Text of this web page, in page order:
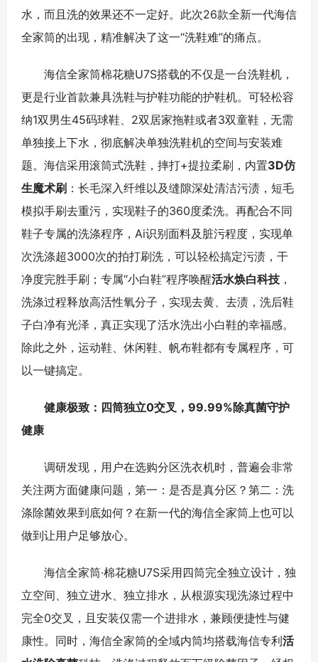
水，而且洗的效果还不一定好。此次26款全新一代海信
全家筒的出现，精准解决了这一“洗鞋难”的痛点。
海信全家筒棉花糖U7S搭载的不仅是一台洗鞋机，
更是行业首款兼具洗鞋与护鞋功能的护鞋机。可轻松容
纳1双男生45码球鞋、2双居家拖鞋或者3双童鞋，无需
单独接上下水，彻底解决单独洗鞋机的空间与安装难
题。海信采用滚筒式洗鞋，摔打+提拉柔刷，内置3D仿
生魔术刷 ：长毛深入纤维以及缝隙深处清洁污渍，短毛
模拟手刷去重污，实现鞋子的360度柔洗。再配合不同
鞋子专属的洗涤程序，Ai识别面料及脏污程度，实现单
次洗涤超3000次的拍打刷洗，可以轻松搞定污渍，干
净度完胜手刷；专属“小白鞋”程序唤醒活水焕白科技 ，
洗涤过程释放高活性氧分子，实现去黄、去渍，洗后鞋
子白净有光泽，真正实现了活水洗出小白鞋的幸福感。
除此之外，运动鞋、休闲鞋、帆布鞋都有专属程序，可
以一键搞定。
健康极致：四筒独立0交叉，99.99%除真菌守护
健康
调研发现，用户在选购分区洗衣机时，普遍会非常
关注两方面健康问题，第一：是否是真分区？第二：洗
涤除菌效果到底如何？在新一代的海信全家筒上也可以
做到让用户足够放心。
海信全家筒·棉花糖U7S采用四筒完全独立设计，独
立空间、独立进水、独立排水，从根源实现洗涤过程中
完全0交叉，且安装仅需一个进排水，兼顾便捷性与健
康性。同时，海信全家筒的全域内筒均搭载海信专利活